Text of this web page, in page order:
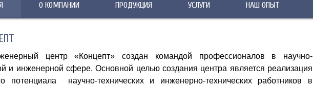
О КОМПАНИИ ПРОДУКЦИЯ УСЛУГИ НАШ ОПЫТ
центр «Концепт» создан командой профессионалов в научно-
и инженерной сфере. Основной целью создания центра является реализация
потенциала научно-технических и инженерно-технических работников в